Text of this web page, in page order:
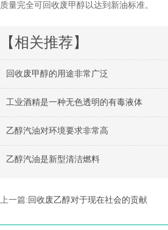
质量完全可回收废甲醇以达到新油标准。
【相关推荐】
回收废甲醇的用途非常广泛
工业酒精是一种无色透明的有毒液体
乙醇汽油对环境要求非常高
乙醇汽油是新型清洁燃料
上一篇: 回收废乙醇对于现在社会的贡献